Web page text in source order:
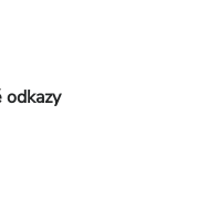
odkazy